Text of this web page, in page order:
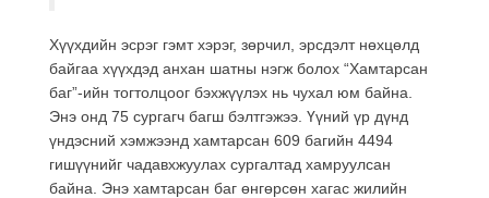
Хүүхдийн эсрэг гэмт хэрэг, зөрчил, эрсдэлт нөхцөлд
байгаа хүүхдэд анхан шатны нэгж болох “Хамтарсан
баг”-ийн тогтолцоог бэхжүүлэх нь чухал юм байна.
Энэ онд 75 сургагч багш бэлтгэжээ. Үүний үр дүнд
үндэсний хэмжээнд хамтарсан 609 багийн 4494
гишүүнийг чадавхжуулах сургалтад хамруулсан
байна. Энэ хамтарсан баг өнгөрсөн хагас жилийн